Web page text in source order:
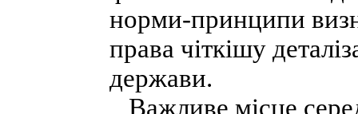
норми-принципи
права чіткішу
держави.
Важливе місце